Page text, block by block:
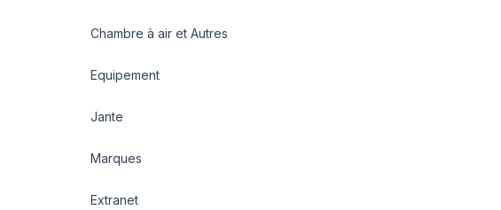
Chambre à air et Autres
Equipement
Jante
Marques
Extranet